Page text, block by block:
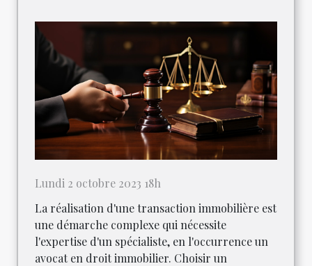
Lundi 2 octobre 2023 18h
La réalisation d'une transaction immobilière est
une démarche complexe qui nécessite
l'expertise d'un spécialiste, en l'occurrence un
avocat en droit immobilier. Choisir un